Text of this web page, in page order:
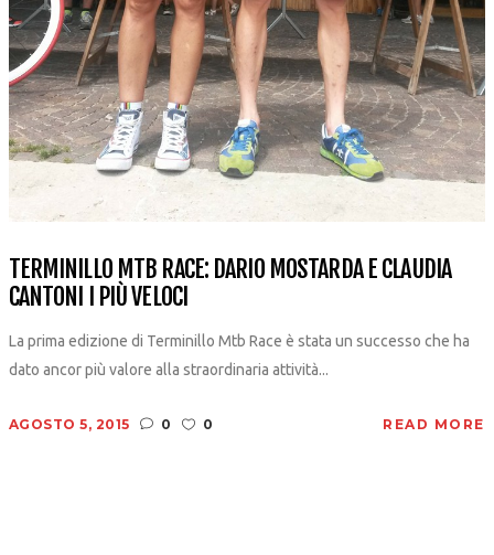
TERMINILLO MTB RACE: DARIO MOSTARDA E CLAUDIA
CANTONI I PIÙ VELOCI
La prima edizione di Terminillo Mtb Race è stata un successo che ha
dato ancor più valore alla straordinaria attività...
AGOSTO 5, 2015 0 0 READ MORE